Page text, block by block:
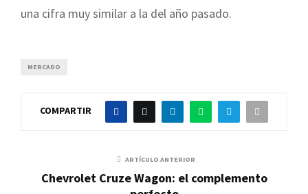
una cifra muy similar a la del año pasado.
MERCADO
COMPARTIR
ARTÍCULO ANTERIOR
Chevrolet Cruze Wagon: el complemento